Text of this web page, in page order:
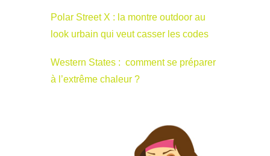
Polar Street X : la montre outdoor au
look urbain qui veut casser les codes
Western States : comment se préparer
à l’extrême chaleur ?